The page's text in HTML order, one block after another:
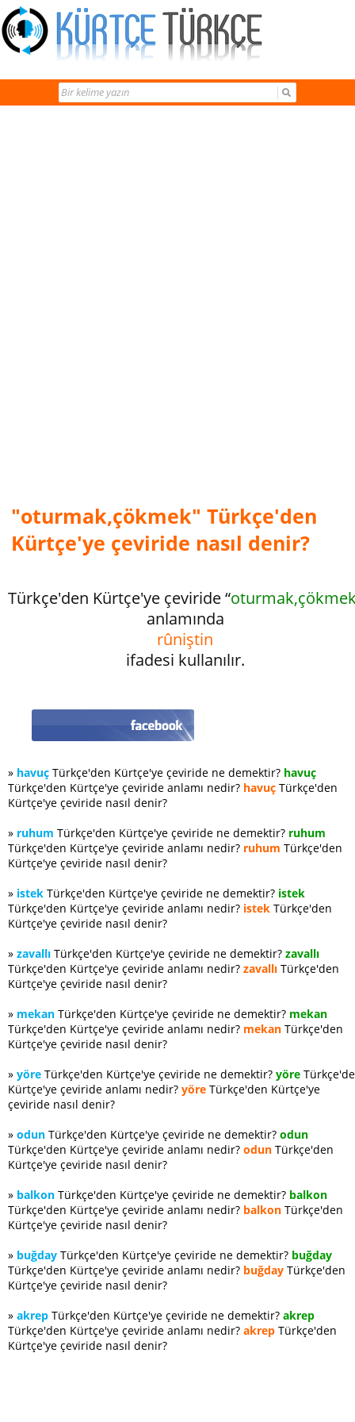
"oturmak,çökmek" Türkçe'den
Kürtçe'ye çeviride nasıl denir?
Türkçe'den Kürtçe'ye çeviride “
anlamında
rûniştin
ifadesi kullanılır.
» havuç Türkçe'den Kürtçe'ye çeviride ne demektir? havuç
Türkçe'den Kürtçe'ye çeviride anlamı nedir? havuç Türkçe'den
Kürtçe'ye çeviride nasıl denir?
» ruhum Türkçe'den Kürtçe'ye çeviride ne demektir? ruhum
Türkçe'den Kürtçe'ye çeviride anlamı nedir? ruhum Türkçe'den
Kürtçe'ye çeviride nasıl denir?
» istek Türkçe'den Kürtçe'ye çeviride ne demektir? istek
Türkçe'den Kürtçe'ye çeviride anlamı nedir? istek Türkçe'den
Kürtçe'ye çeviride nasıl denir?
» zavallı Türkçe'den Kürtçe'ye çeviride ne demektir? zavallı
Türkçe'den Kürtçe'ye çeviride anlamı nedir? zavallı Türkçe'den
Kürtçe'ye çeviride nasıl denir?
» mekan Türkçe'den Kürtçe'ye çeviride ne demektir? mekan
Türkçe'den Kürtçe'ye çeviride anlamı nedir? mekan Türkçe'den
Kürtçe'ye çeviride nasıl denir?
» yöre Türkçe'den Kürtçe'ye çeviride ne demektir? yöre
Kürtçe'ye çeviride anlamı nedir? yöre Türkçe'den Kürtçe'ye
çeviride nasıl denir?
» odun Türkçe'den Kürtçe'ye çeviride ne demektir? odun
Türkçe'den Kürtçe'ye çeviride anlamı nedir? odun Türkçe'den
Kürtçe'ye çeviride nasıl denir?
» balkon Türkçe'den Kürtçe'ye çeviride ne demektir? balkon
Türkçe'den Kürtçe'ye çeviride anlamı nedir? balkon Türkçe'den
Kürtçe'ye çeviride nasıl denir?
» buğday Türkçe'den Kürtçe'ye çeviride ne demektir? buğday
Türkçe'den Kürtçe'ye çeviride anlamı nedir? buğday Türkçe'den
Kürtçe'ye çeviride nasıl denir?
» akrep Türkçe'den Kürtçe'ye çeviride ne demektir? akrep
Türkçe'den Kürtçe'ye çeviride anlamı nedir? akrep Türkçe'den
Kürtçe'ye çeviride nasıl denir?